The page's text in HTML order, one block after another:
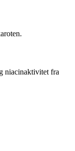
niacinaktivitet fra